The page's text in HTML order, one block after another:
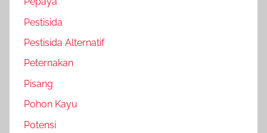
Pestisida
Pestisida Alternatif
Peternakan
Pisang
Pohon Kayu
Potensi